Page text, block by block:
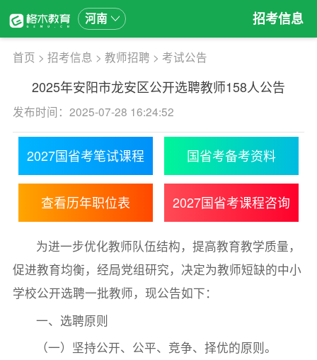
河南 招考信息
首页 > 招考信息 > 教师招聘 > 考试公告
2025年安阳市龙安区公开选聘教师158人公告
发布时间：2025-07-28 16:24:52
2027国省考笔试课程 国省考备考资料
查看历年职位表 2027国省考课程咨询
为进一步优化教师队伍结构，提高教育教学质量，
促进教育均衡，经局党组研究，决定为教师短缺的中小
学校公开选聘一批教师，现公告如下：
一、选聘原则
（一）坚持公开、公平、竞争、择优的原则。